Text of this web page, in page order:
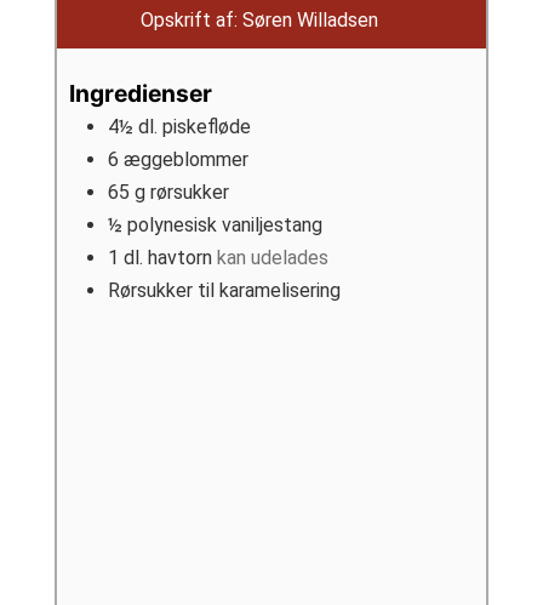
Opskrift af:Søren Willadsen
Ingredienser
4½ dl. piskefløde
6 æggeblommer
65 g rørsukker
½ polynesisk vaniljestang
1 dl. havtorn kan udelades
Rørsukker til karamelisering